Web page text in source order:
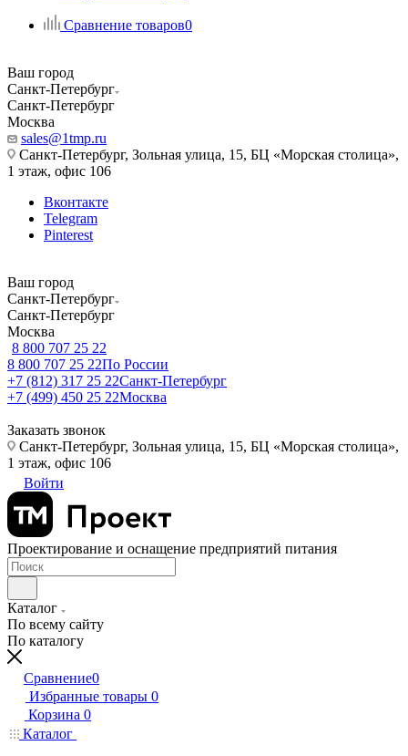
Сравнение товаров0
Ваш город
Санкт-Петербург
Санкт-Петербург
Москва
sales@1tmp.ru
Санкт-Петербург, Зольная улица, 15, БЦ «Морская столица»,
1 этаж, офис 106
Вконтакте
Telegram
Pinterest
Ваш город
Санкт-Петербург
Санкт-Петербург
Москва
8 800 707 25 22
8 800 707 25 22По России
+7 (812) 317 25 22Санкт-Петербург
+7 (499) 450 25 22Москва
Заказать звонок
Санкт-Петербург, Зольная улица, 15, БЦ «Морская столица»,
1 этаж, офис 106
Войти
Проектирование и оснащение предприятий питания
Каталог
По всему сайту
По каталогу
Сравнение0
Избранные товары 0
Корзина 0
Каталог